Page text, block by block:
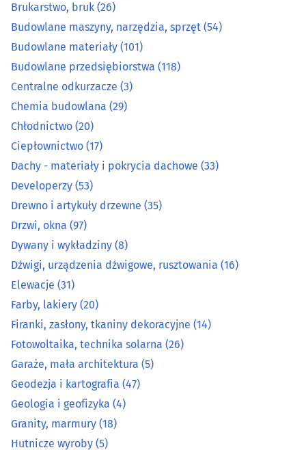
Developerzy (53)
Drewno i artykuły drzewne(35)
Drzwi, okna (97)
Dźwigi, urządzenia dźwigowe, rusztowania
Elewacje(31)
Farby, lakiery(20)
Firanki, zasłony, tkaniny dekoracyjne
Fotowoltaika, technika solarna
Garaże, mała architektura(5)
Geodezja i kartografia(47)
(4)
Granity, marmury (18)
Brukarstwo, bruk (26)
Budowlane maszyny, narzędzia, sprzęt (54)
Budowlane materiały (101)
Budowlane przedsiębiorstwa (118)
Centralne odkurzacze (3)
Chemia budowlana (29)
Chłodnictwo (20)
Ciepłownictwo (17)
Dachy - materiały i pokrycia dachowe (33)
Developerzy (53)
Drewno i artykuły drzewne (35)
Drzwi, okna (97)
Dywany i wykładziny (8)
Dźwigi, urządzenia dźwigowe, rusztowania (16)
Elewacje (31)
Farby, lakiery (20)
Firanki, zasłony, tkaniny dekoracyjne (14)
Fotowoltaika, technika solarna (26)
Garaże, mała architektura (5)
Geodezja i kartografia (47)
Geologia i geofizyka (4)
Granity, marmury (18)
Hutnicze wyroby (5)